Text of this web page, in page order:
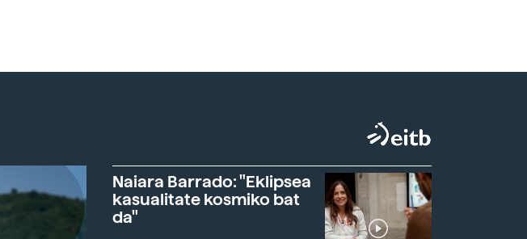
Naiara Barrado: "Eklipsea
kasualitate kosmiko bat
da"